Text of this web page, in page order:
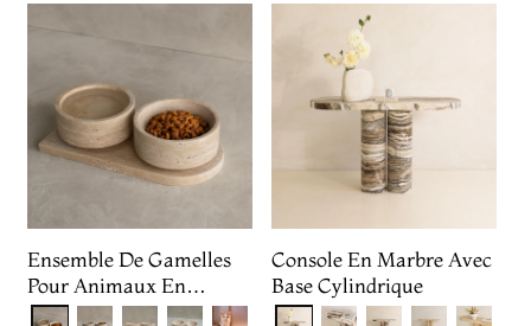
Ensemble De Gamelles
Pour Animaux En
Travertin Beige
Console En Marbre Avec
Base Cylindrique